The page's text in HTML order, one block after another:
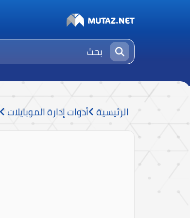
الرئيسية أدوات إدارة الموبايلات